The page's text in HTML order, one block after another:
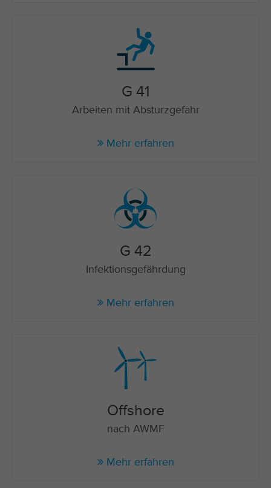
G 41
Arbeiten mit Absturzgefahr
Mehr erfahren
G 42
Infektionsgefährdung
Mehr erfahren
Offshore
nach AWMF
Mehr erfahren